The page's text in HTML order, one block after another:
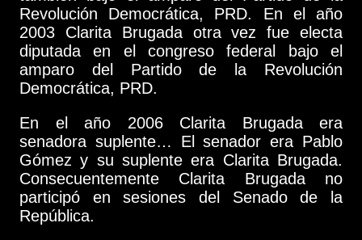
Revolución Democrática, PRD. En el año
2003 Clarita Brugada otra vez fue electa
diputada en el congreso federal bajo el
amparo del Partido de la Revolución
Democrática, PRD.
En el año 2006 Clarita Brugada era
senadora suplente… El senador era Pablo
Gómez y su suplente era Clarita Brugada.
Consecuentemente Clarita Brugada no
participó en sesiones del Senado de la
República.